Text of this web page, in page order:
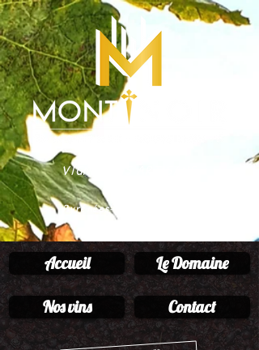
VIGNERONS ARTISANS
Pyrénées-Orientales (66)
Accueil Le Domaine
Nos vins Contact